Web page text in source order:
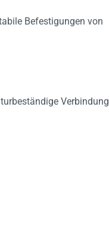
Befestigungen von
Verbindung,